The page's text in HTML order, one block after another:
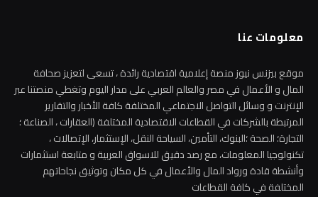
معلومات عنا
موقع بيزنس نيوز منصة إعلامية اقتصادية رائدة ، تسعى لتعزيز صحافة
المال و الأعمال في مصر والعالم العربي على مدار اليوم وتغطي منصتنا عبر
الإنترنت و وسائل التواصل الاجتماعي المختلفة كافة الأخبار والتقارير
المرتبطة بالشركات في القطاعات الاقتصادية المختلفة (العقارات ، الصناعة ؛
التجارة؛ الصحة ؛البنوك، التأمين، السياحة النقل، الإستثمار، الإتصالات ،
تكنولوجيا المعلومات، مع رصد دقيق للاسواق العربية و متابعة استثمارات
وأنشطة قادة ورواد المال والأعمال في كل مكان وتوثيق نجاحاتهم
المختلفة في كافة القطاعات